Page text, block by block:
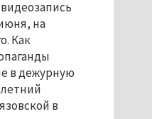
на
Как
в дежурную
летний
в